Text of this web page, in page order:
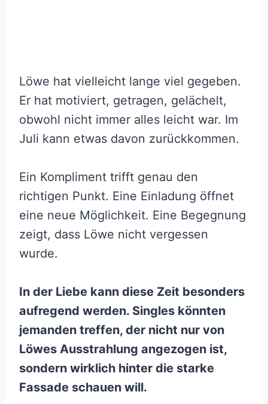
Löwe hat vielleicht lange viel gegeben.
Er hat motiviert, getragen, gelächelt,
obwohl nicht immer alles leicht war. Im
Juli kann etwas davon zurückkommen.
Ein Kompliment trifft genau den
richtigen Punkt. Eine Einladung öffnet
eine neue Möglichkeit. Eine Begegnung
zeigt, dass Löwe nicht vergessen
wurde.
In der Liebe kann diese Zeit besonders
aufregend werden. Singles könnten
jemanden treffen, der nicht nur von
Löwes Ausstrahlung angezogen ist,
sondern wirklich hinter die starke
Fassade schauen will.